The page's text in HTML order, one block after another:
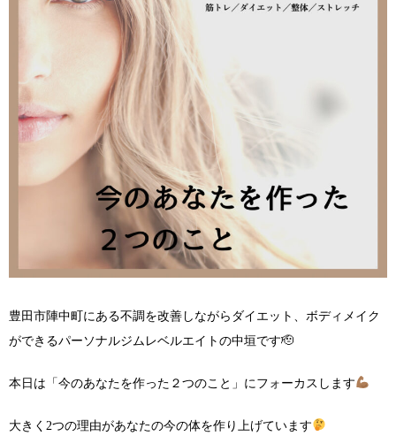
豊田市陣中町にある不調を改善しながらダイエット、ボディメイク
ができるパーソナルジムレベルエイトの中垣です🫡
本日は「今のあなたを作った２つのこと」にフォーカスします
大きく2つの理由があなたの今の体を作り上げています